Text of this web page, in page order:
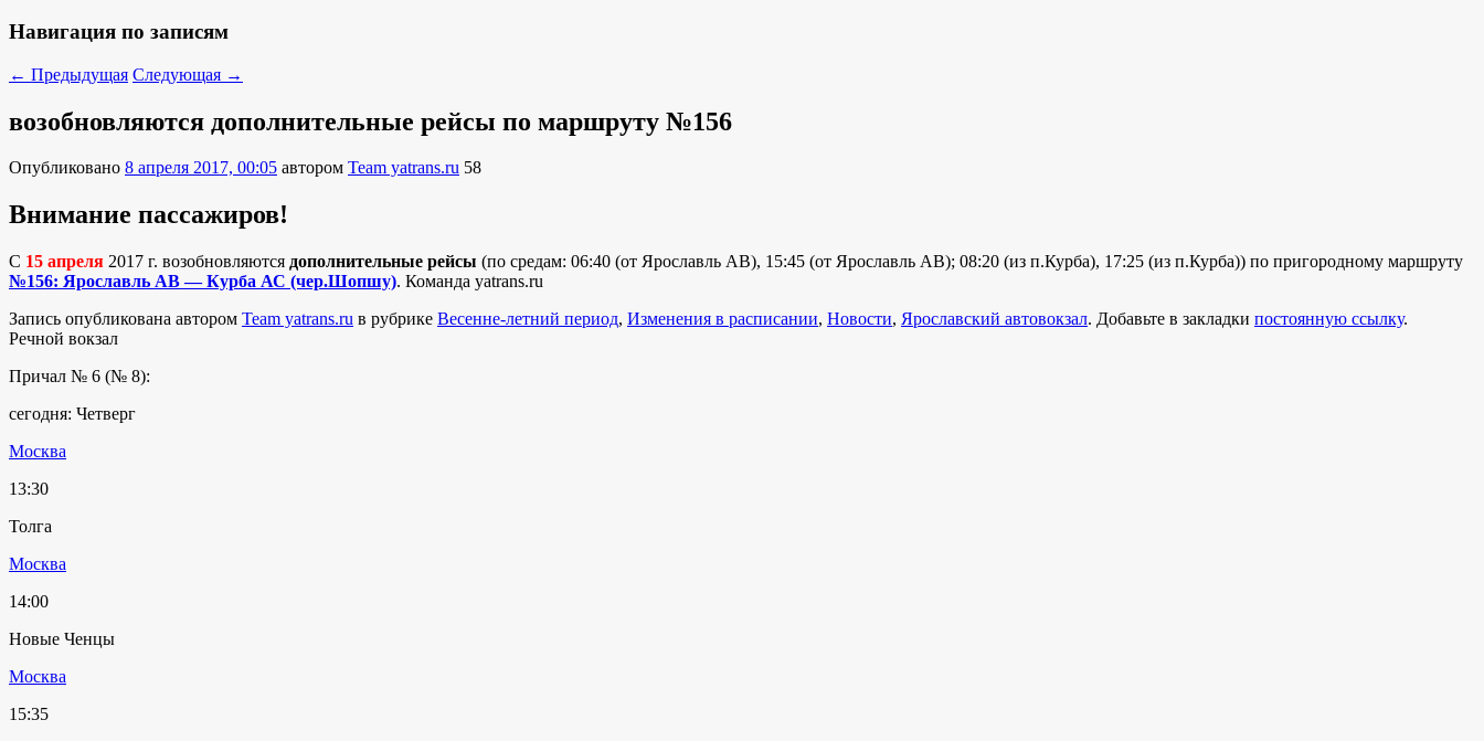
Навигация по записям
← Предыдущая Следующая →
возобновляются дополнительные рейсы по маршруту №156
Опубликовано 8 апреля 2017, 00:05 автором Team yatrans.ru 58
Внимание пассажиров!
С 15 апреля 2017 г. возобновляются дополнительные рейсы (по средам: 06:40 (от Ярославль АВ), 15:45 (от Ярославль АВ); 08:20 (из п.Курба), 17:25 (из п.Курба)) по пригородному маршруту
№156: Ярославль АВ — Курба АС (чер.Шопшу). Команда yatrans.ru
Запись опубликована автором Team yatrans.ru в рубрике Весенне-летний период, Изменения в расписании, Новости, Ярославский автовокзал. Добавьте в закладки постоянную ссылку.
Речной вокзал
Причал № 6 (№ 8):
сегодня: Четверг
Москва
13:30
Толга
Москва
14:00
Новые Ченцы
Москва
15:35